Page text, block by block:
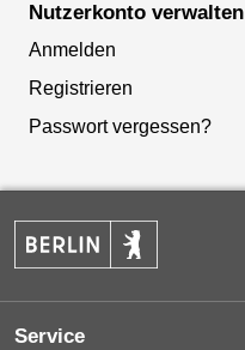
Nutzerkonto verwalten
Anmelden
Registrieren
Passwort vergessen?
Service